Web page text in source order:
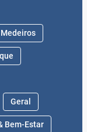
Geral
Bem-Estar